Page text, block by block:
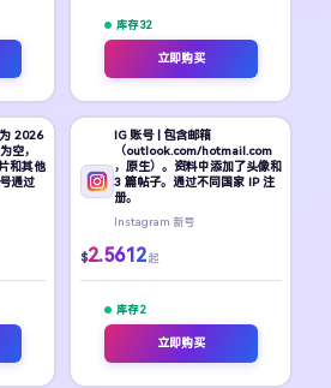
库存 32
立即购买
2026
空，
和其他
通过
IG 账号 | 包含邮箱
（outlook.com/hotmail.com
，原生）。资料中添加了头像和
3 篇帖子。通过不同国家 IP 注
册。
Instagram 新号
$2.5612 起
库存 2
立即购买